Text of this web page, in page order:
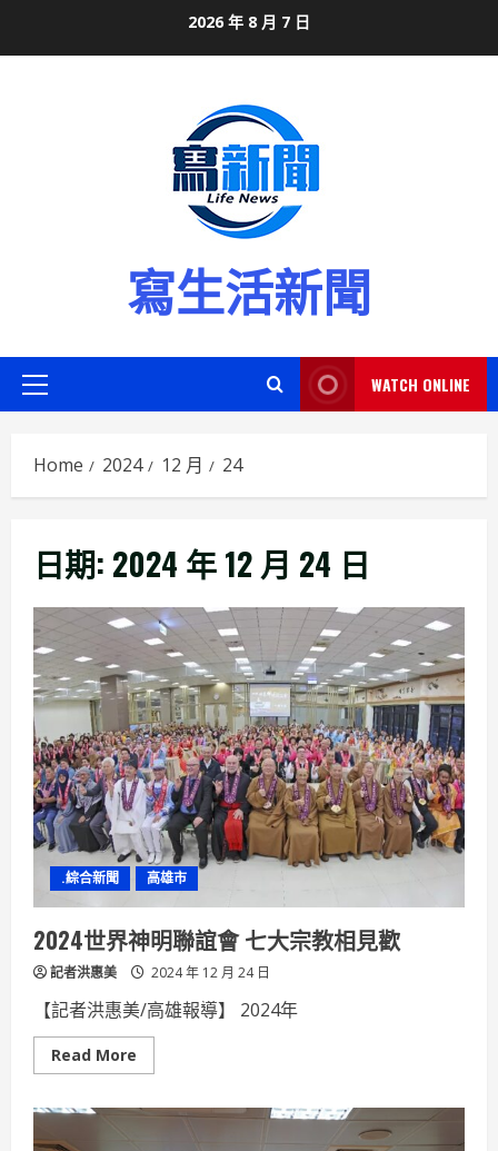
2026 年 8 月 7 日
寫生活新聞
Primary
WATCH ONLINE
Home 2024 12 月 24
日期: 2024 年 12 月 24 日
.綜合新聞 高雄市
2024世界神明聯誼會 七大宗教相見歡
記者洪惠美 2024 年 12 月 24 日
【記者洪惠美/高雄報導】 2024年
Read More
more
世